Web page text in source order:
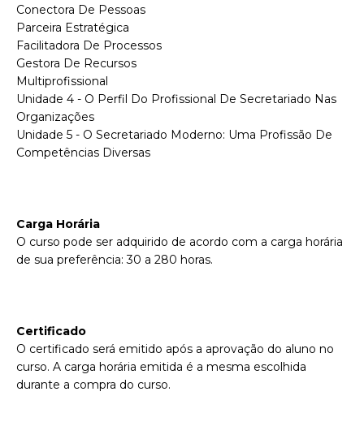
Conectora De Pessoas
Parceira Estratégica
Facilitadora De Processos
Gestora De Recursos
Multiprofissional
Unidade 4 - O Perfil Do Profissional De Secretariado Nas
Organizações
Unidade 5 - O Secretariado Moderno: Uma Profissão De
Competências Diversas
Carga Horária
O curso pode ser adquirido de acordo com a carga horária
de sua preferência: 30 a 280 horas.
Certificado
O certificado será emitido após a aprovação do aluno no
curso. A carga horária emitida é a mesma escolhida
durante a compra do curso.